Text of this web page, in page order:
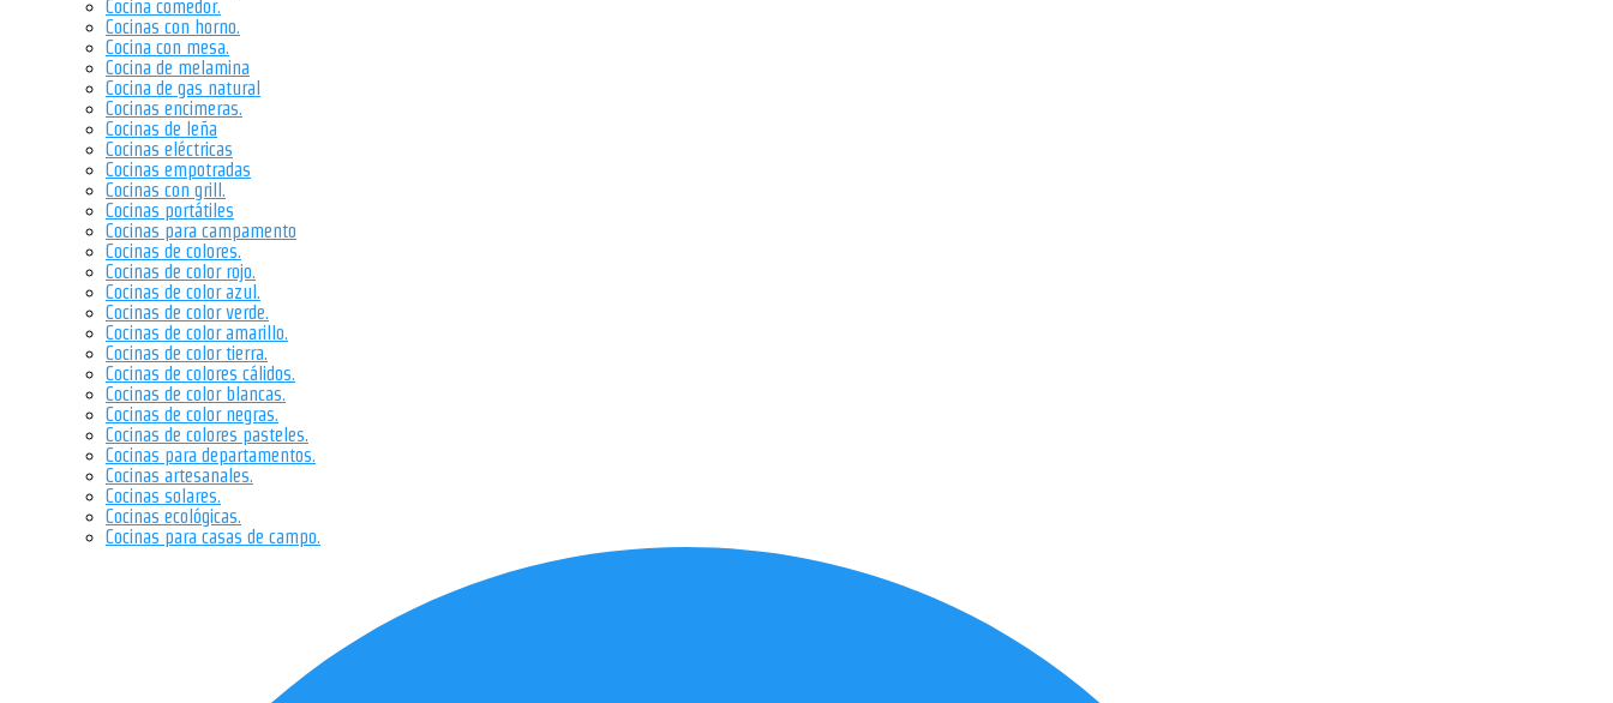
Cocina comedor.
Cocinas con horno.
Cocina con mesa.
Cocina de melamina
Cocina de gas natural
Cocinas encimeras.
Cocinas de leña
Cocinas eléctricas
Cocinas empotradas
Cocinas con grill.
Cocinas portátiles
Cocinas para campamento
Cocinas de colores.
Cocinas de color rojo.
Cocinas de color azul.
Cocinas de color verde.
Cocinas de color amarillo.
Cocinas de color tierra.
Cocinas de colores cálidos.
Cocinas de color blancas.
Cocinas de color negras.
Cocinas de colores pasteles.
Cocinas para departamentos.
Cocinas artesanales.
Cocinas solares.
Cocinas ecológicas.
Cocinas para casas de campo.